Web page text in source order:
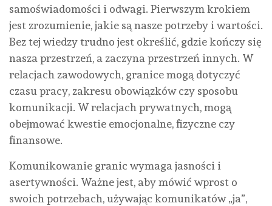
samoświadomości i odwagi. Pierwszym krokiem
jest zrozumienie, jakie są nasze potrzeby i wartości.
Bez tej wiedzy trudno jest określić, gdzie kończy się
nasza przestrzeń, a zaczyna przestrzeń innych. W
relacjach zawodowych, granice mogą dotyczyć
czasu pracy, zakresu obowiązków czy sposobu
komunikacji. W relacjach prywatnych, mogą
obejmować kwestie emocjonalne, fizyczne czy
finansowe.
Komunikowanie granic wymaga jasności i
asertywności. Ważne jest, aby mówić wprost o
swoich potrzebach, używając komunikatów „ja”,